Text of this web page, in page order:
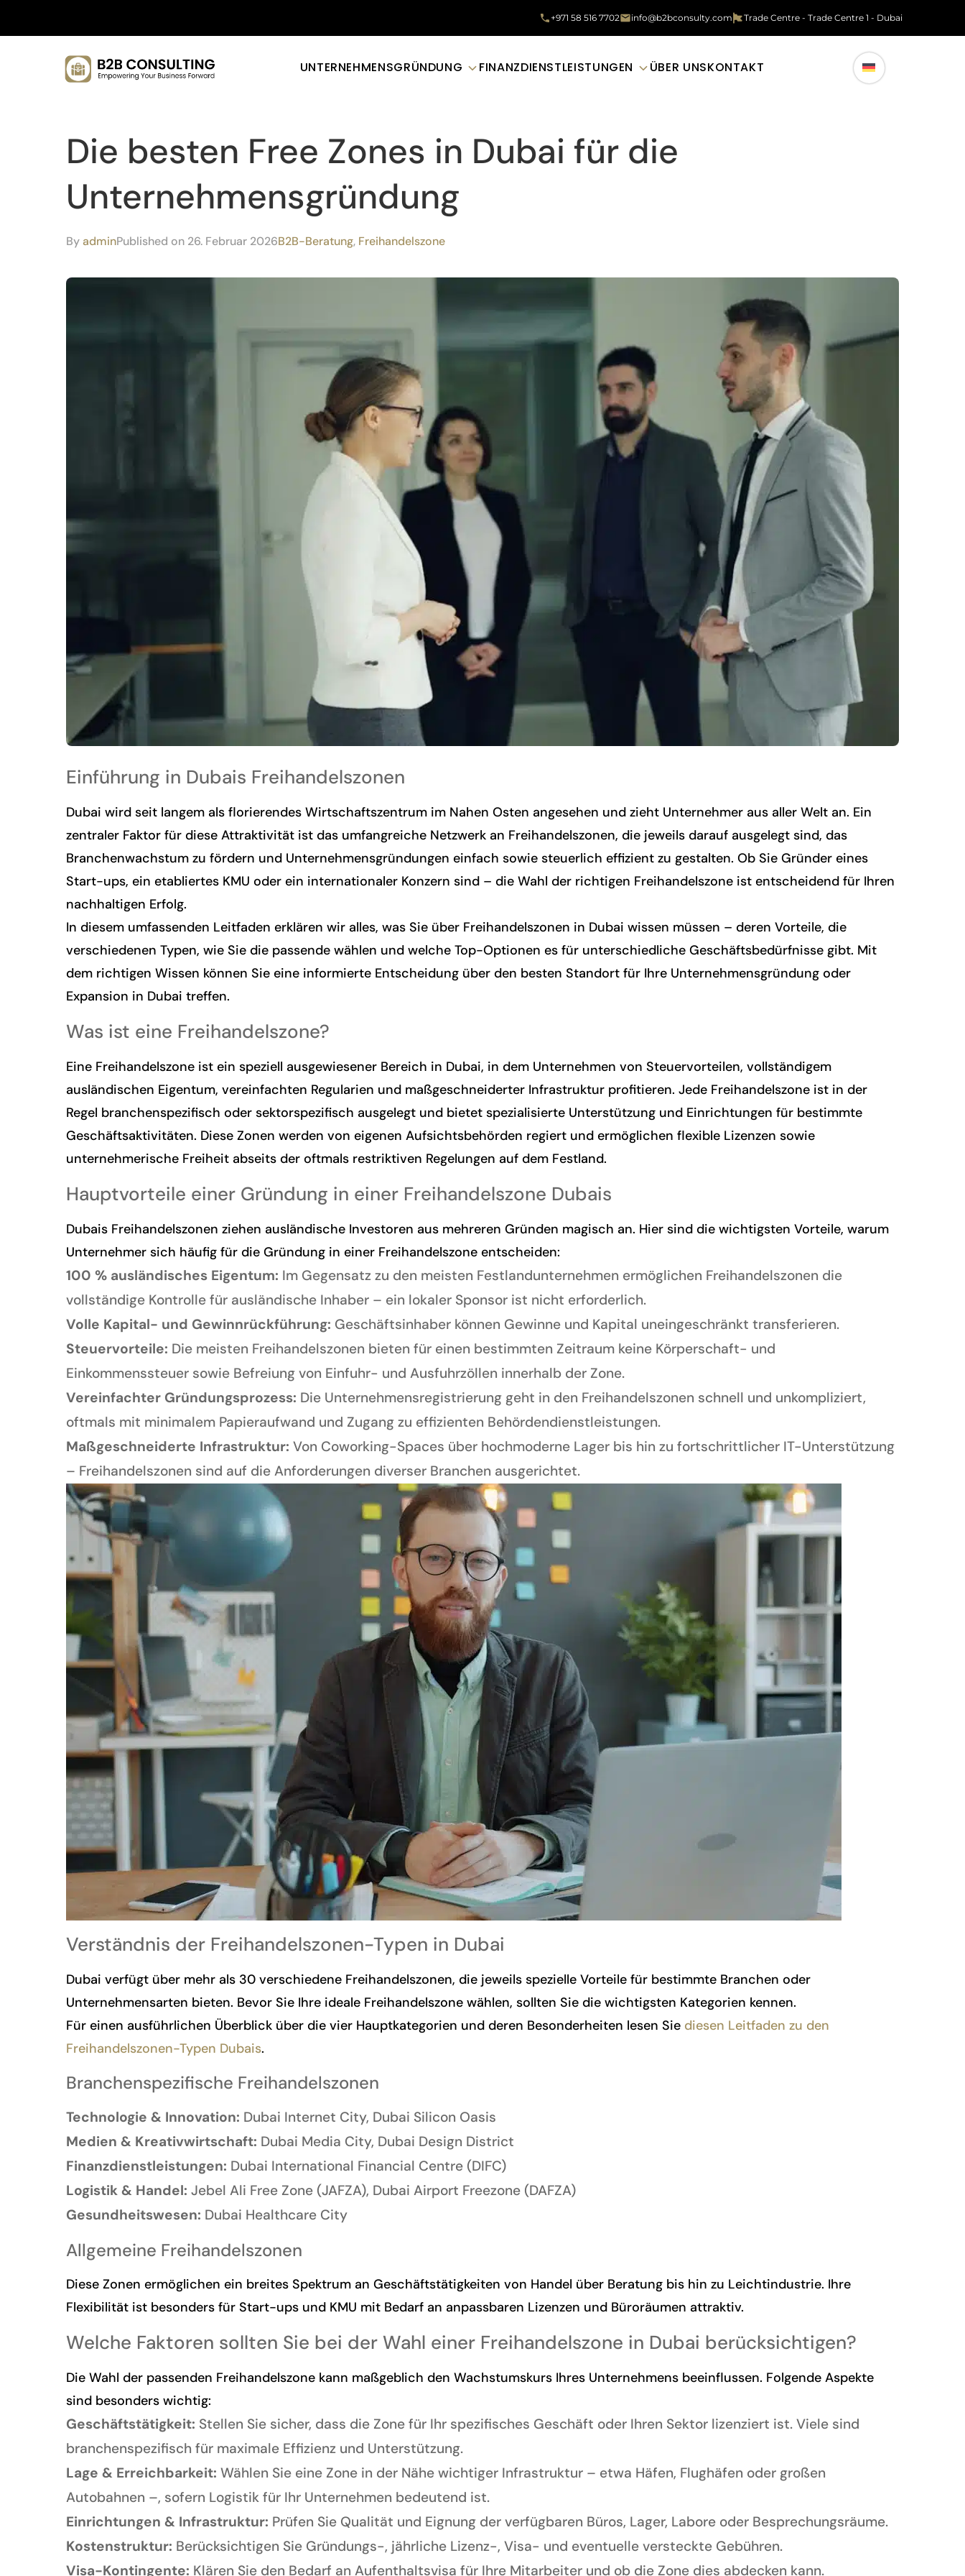
+971 58 516 7702 info@b2bconsulty.com Trade Centre - Trade Centre 1 - Dubai
UNTERNEHMENSGRÜNDUNG FINANZDIENSTLEISTUNGEN ÜBER UNSKONTAKT
Die besten Free Zones in Dubai für die
Unternehmensgründung
By adminPublished on 26. Februar 2026B2B-Beratung, Freihandelszone
Einführung in Dubais Freihandelszonen
Dubai wird seit langem als florierendes Wirtschaftszentrum im Nahen Osten angesehen und zieht Unternehmer aus aller Welt an. Ein
zentraler Faktor für diese Attraktivität ist das umfangreiche Netzwerk an Freihandelszonen, die jeweils darauf ausgelegt sind, das
Branchenwachstum zu fördern und Unternehmensgründungen einfach sowie steuerlich effizient zu gestalten. Ob Sie Gründer eines
Start-ups, ein etabliertes KMU oder ein internationaler Konzern sind – die Wahl der richtigen Freihandelszone ist entscheidend für Ihren
nachhaltigen Erfolg.
In diesem umfassenden Leitfaden erklären wir alles, was Sie über Freihandelszonen in Dubai wissen müssen – deren Vorteile, die
verschiedenen Typen, wie Sie die passende wählen und welche Top-Optionen es für unterschiedliche Geschäftsbedürfnisse gibt. Mit
dem richtigen Wissen können Sie eine informierte Entscheidung über den besten Standort für Ihre Unternehmensgründung oder
Expansion in Dubai treffen.
Was ist eine Freihandelszone?
Eine Freihandelszone ist ein speziell ausgewiesener Bereich in Dubai, in dem Unternehmen von Steuervorteilen, vollständigem
ausländischen Eigentum, vereinfachten Regularien und maßgeschneiderter Infrastruktur profitieren. Jede Freihandelszone ist in der
Regel branchenspezifisch oder sektorspezifisch ausgelegt und bietet spezialisierte Unterstützung und Einrichtungen für bestimmte
Geschäftsaktivitäten. Diese Zonen werden von eigenen Aufsichtsbehörden regiert und ermöglichen flexible Lizenzen sowie
unternehmerische Freiheit abseits der oftmals restriktiven Regelungen auf dem Festland.
Hauptvorteile einer Gründung in einer Freihandelszone Dubais
Dubais Freihandelszonen ziehen ausländische Investoren aus mehreren Gründen magisch an. Hier sind die wichtigsten Vorteile, warum
Unternehmer sich häufig für die Gründung in einer Freihandelszone entscheiden:
100 % ausländisches Eigentum: Im Gegensatz zu den meisten Festlandunternehmen ermöglichen Freihandelszonen die
vollständige Kontrolle für ausländische Inhaber – ein lokaler Sponsor ist nicht erforderlich.
Volle Kapital- und Gewinnrückführung: Geschäftsinhaber können Gewinne und Kapital uneingeschränkt transferieren.
Steuervorteile: Die meisten Freihandelszonen bieten für einen bestimmten Zeitraum keine Körperschaft- und
Einkommenssteuer sowie Befreiung von Einfuhr- und Ausfuhrzöllen innerhalb der Zone.
Vereinfachter Gründungsprozess: Die Unternehmensregistrierung geht in den Freihandelszonen schnell und unkompliziert,
oftmals mit minimalem Papieraufwand und Zugang zu effizienten Behördendienstleistungen.
Maßgeschneiderte Infrastruktur: Von Coworking-Spaces über hochmoderne Lager bis hin zu fortschrittlicher IT-Unterstützung
– Freihandelszonen sind auf die Anforderungen diverser Branchen ausgerichtet.
Verständnis der Freihandelszonen-Typen in Dubai
Dubai verfügt über mehr als 30 verschiedene Freihandelszonen, die jeweils spezielle Vorteile für bestimmte Branchen oder
Unternehmensarten bieten. Bevor Sie Ihre ideale Freihandelszone wählen, sollten Sie die wichtigsten Kategorien kennen.
Für einen ausführlichen Überblick über die vier Hauptkategorien und deren Besonderheiten lesen Sie diesen Leitfaden zu den
Freihandelszonen-Typen Dubais.
Branchenspezifische Freihandelszonen
Technologie & Innovation: Dubai Internet City, Dubai Silicon Oasis
Medien & Kreativwirtschaft: Dubai Media City, Dubai Design District
Finanzdienstleistungen: Dubai International Financial Centre (DIFC)
Logistik & Handel: Jebel Ali Free Zone (JAFZA), Dubai Airport Freezone (DAFZA)
Gesundheitswesen: Dubai Healthcare City
Allgemeine Freihandelszonen
Diese Zonen ermöglichen ein breites Spektrum an Geschäftstätigkeiten von Handel über Beratung bis hin zu Leichtindustrie. Ihre
Flexibilität ist besonders für Start-ups und KMU mit Bedarf an anpassbaren Lizenzen und Büroräumen attraktiv.
Welche Faktoren sollten Sie bei der Wahl einer Freihandelszone in Dubai berücksichtigen?
Die Wahl der passenden Freihandelszone kann maßgeblich den Wachstumskurs Ihres Unternehmens beeinflussen. Folgende Aspekte
sind besonders wichtig:
Geschäftstätigkeit: Stellen Sie sicher, dass die Zone für Ihr spezifisches Geschäft oder Ihren Sektor lizenziert ist. Viele sind
branchenspezifisch für maximale Effizienz und Unterstützung.
Lage & Erreichbarkeit: Wählen Sie eine Zone in der Nähe wichtiger Infrastruktur – etwa Häfen, Flughäfen oder großen
Autobahnen –, sofern Logistik für Ihr Unternehmen bedeutend ist.
Einrichtungen & Infrastruktur: Prüfen Sie Qualität und Eignung der verfügbaren Büros, Lager, Labore oder Besprechungsräume.
Kostenstruktur: Berücksichtigen Sie Gründungs-, jährliche Lizenz-, Visa- und eventuelle versteckte Gebühren.
Visa-Kontingente: Klären Sie den Bedarf an Aufenthaltsvisa für Ihre Mitarbeiter und ob die Zone dies abdecken kann.